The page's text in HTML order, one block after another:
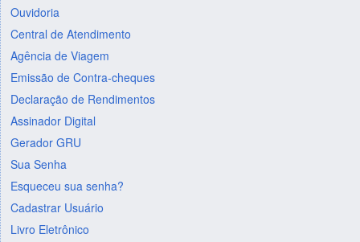
Ouvidoria
Central de Atendimento
Agência de Viagem
Emissão de Contra-cheques
Declaração de Rendimentos
Assinador Digital
Gerador GRU
Sua Senha
Esqueceu sua senha?
Cadastrar Usuário
Livro Eletrônico